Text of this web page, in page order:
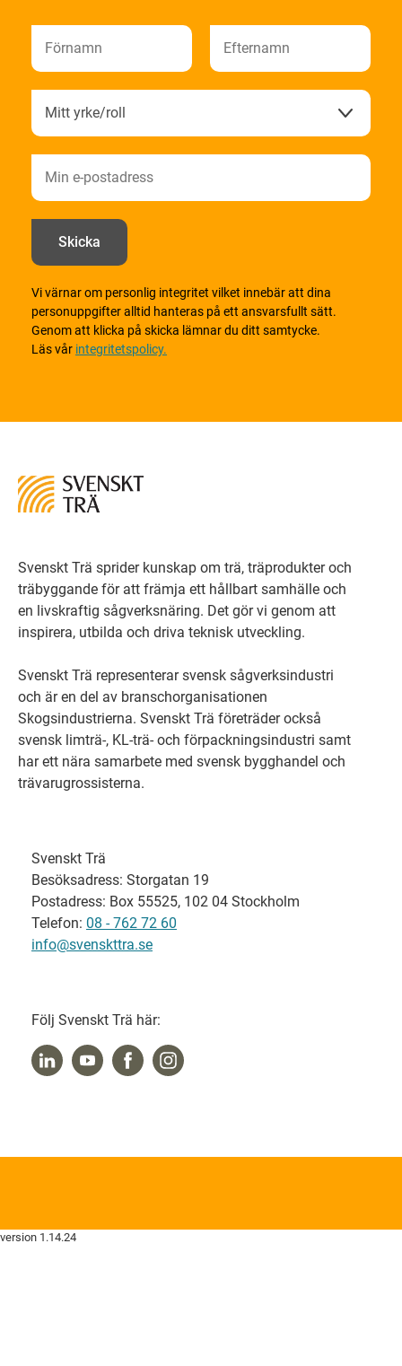
Vi värnar om personlig integritet vilket innebär att dina
personuppgifter alltid hanteras på ett ansvarsfullt sätt.
Genom att klicka på skicka lämnar du ditt samtycke.
Läs vår integritetspolicy.
Svenskt Trä sprider kunskap om trä, träprodukter och
träbyggande för att främja ett hållbart samhälle och
en livskraftig sågverksnäring. Det gör vi genom att
inspirera, utbilda och driva teknisk utveckling.
Svenskt Trä representerar svensk sågverksindustri
och är en del av branschorganisationen
Skogsindustrierna. Svenskt Trä företräder också
svensk limträ-, KL-trä- och förpackningsindustri samt
har ett nära samarbete med svensk bygghandel och
trävarugrossisterna.
Svenskt Trä
Besöksadress: Storgatan 19
Postadress: Box 55525, 102 04 Stockholm
Telefon: 08 - 762 72 60
info@svenskttra.se
Följ Svenskt Trä här:
version 1.14.24